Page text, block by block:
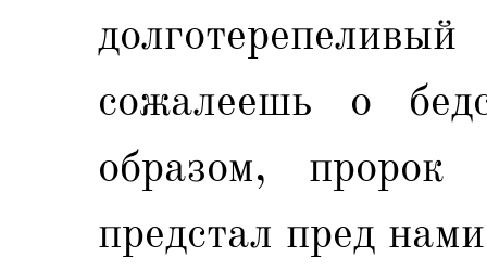
сожалеешь о
образом,
предстал пред